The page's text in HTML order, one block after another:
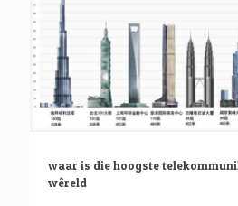
waar is die hoogste
wêreld